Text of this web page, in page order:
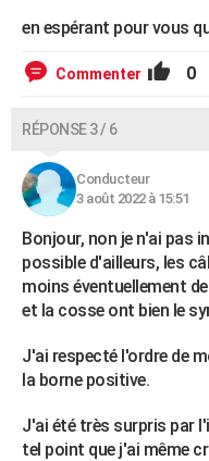
en espérant pour vous
Commenter 0
RÉPONSE 3 / 6
Conducteur
3 août 2022 à 15:51
Bonjour, non je n'ai pas
possible d'ailleurs, les
moins éventuellement
et la cosse ont bien le
J'ai respecté l'ordre de
la borne positive.
J'ai été très surpris par
tel point que j'ai même